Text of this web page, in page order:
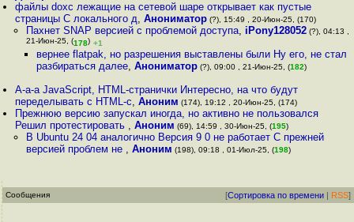
файлы doxc лежащие на сетевой шаре открывает как пустые
страницы С локального д,Анониматор (?), 15:49 , 20-Июн-25, (170)
Пахнет SNAP версией с проблемой доступа, iPony128052(?), 04:13 ,
21-Июн-25, (178) +1
вернее flatpak, но разрешения выставлены были Ну его, не стал
разбираться далее, Анониматор(?), 09:00 , 21-Июн-25, (182)
А-а-а JavaScript, HTML-странички Интересно, на что будут
переделывать с HTML-с,Аноним (174), 19:12 , 20-Июн-25, (174)
Прежнюю версию запускал иногда, но активно не пользовался
Решил протестировать ,Аноним (69), 14:59 , 30-Июн-25, (195)
В Ubuntu 24 04 аналогично Версия 9 0 не работает С прежней
версией проблем не , Аноним (198), 09:18 , 01-Июл-25, (198)
Сообщения [Сортировка по времени | RSS]